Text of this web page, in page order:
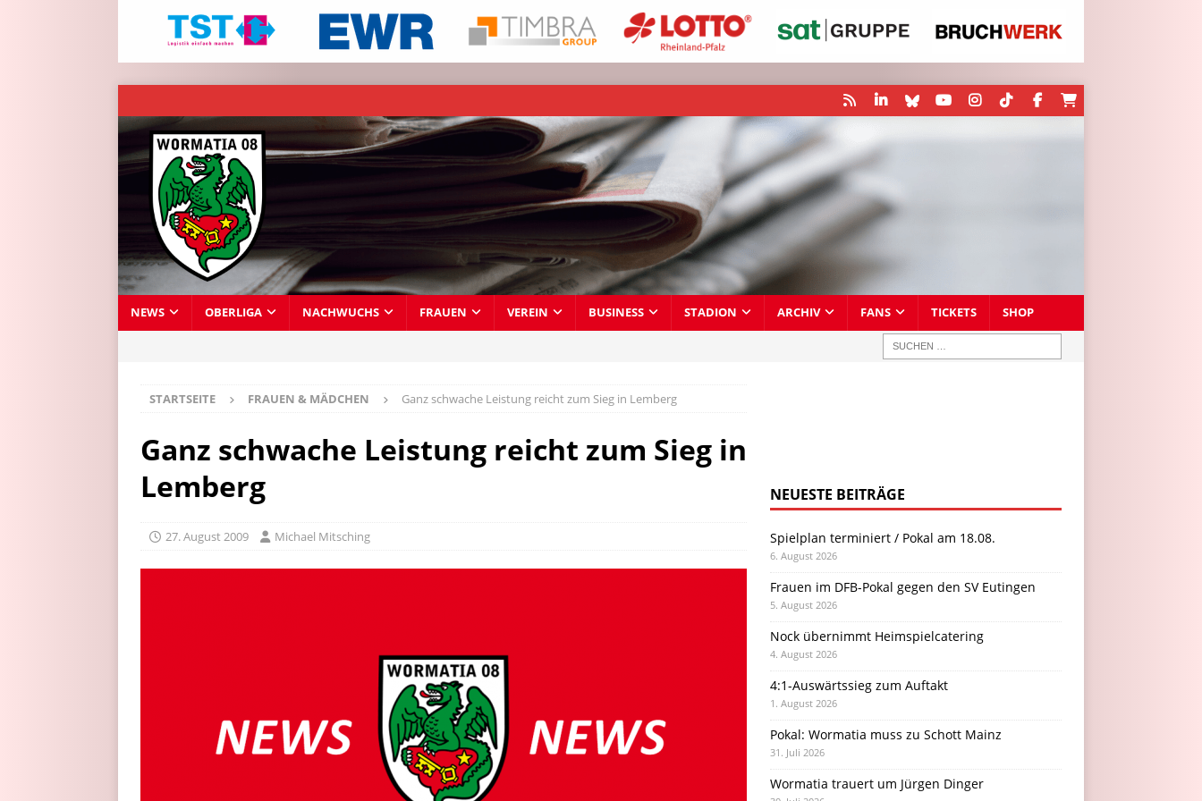
NEWS OBERLIGA NACHWUCHS FRAUEN VEREIN BUSINESS STADION ARCHIV FANS TICKETS SHOP
STARTSEITE FRAUEN & MÄDCHEN Ganz schwache Leistung reicht zum Sieg in Lemberg
Ganz schwache Leistung reicht zum Sieg in
Lemberg
27. August 2009 Michael Mitsching
NEUESTE BEITRÄGE
Spielplan terminiert / Pokal am 18.08.
6. August 2026
Frauen im DFB-Pokal gegen den SV Eutingen
5. August 2026
Nock übernimmt Heimspielcatering
4. August 2026
4:1-Auswärtssieg zum Auftakt
1. August 2026
Pokal: Wormatia muss zu Schott Mainz
31. Juli 2026
Wormatia trauert um Jürgen Dinger